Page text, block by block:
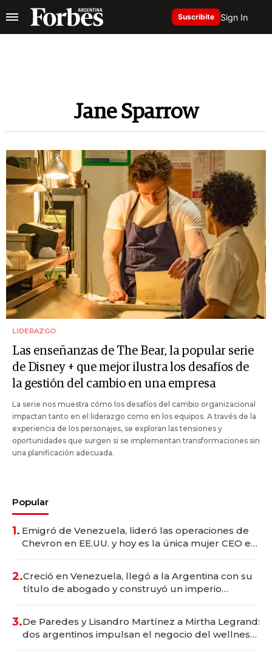
Suscribite Sign In
Jane Sparrow
LIDERAZGO
Las enseñanzas de The Bear, la popular serie
de Disney + que mejor ilustra los desafíos de
la gestión del cambio en una empresa
La serie nos muestra cómo los desafíos del cambio organizacional
impactan tanto en el liderazgo como en los equipos. A través de la
experiencia de los personajes, se exploran las tensiones y
oportunidades que surgen si se implementan transformaciones sin
una planificación adecuada.
Popular
1. Emigró de Venezuela, lideró las operaciones de
Chevron en EE.UU. y hoy es la única mujer CEO en
2.Creció en Venezuela, llegó a la Argentina con su
título de abogado y construyó un imperio
3.De Paredes y Lisandro Martínez a Mirtha Legrand:
dos argentinos impulsan el negocio del wellness